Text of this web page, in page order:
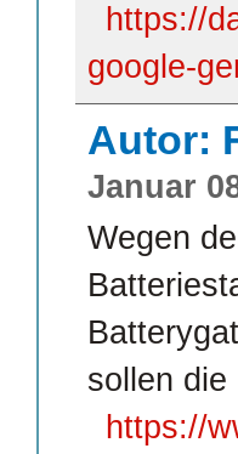
https://
google-
Autor:
Januar
Wegen
sollen die
https://